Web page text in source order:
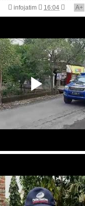
infojatim 16:04 A+